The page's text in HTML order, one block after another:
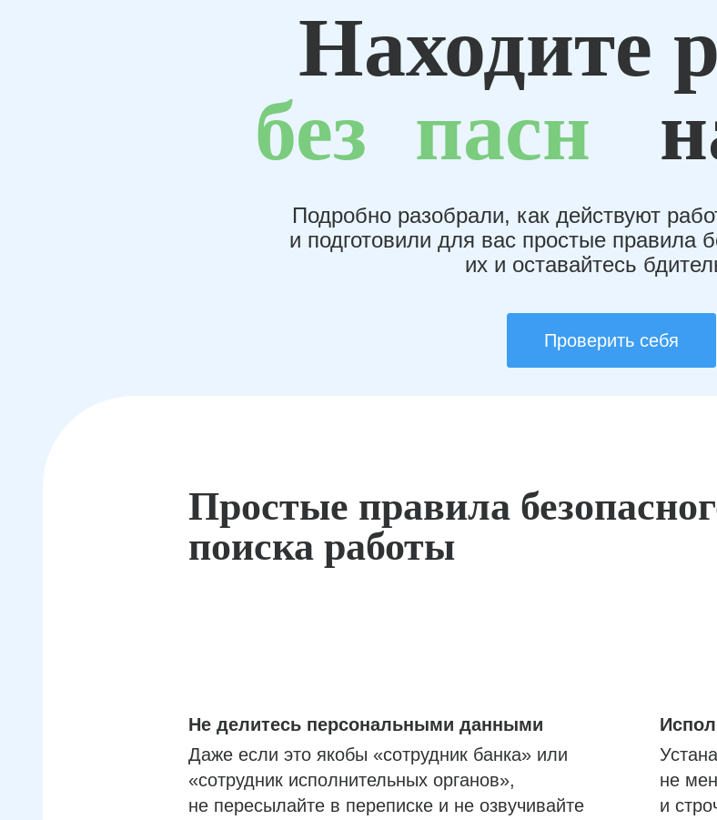
Находите
без пасн
Подробно разобрали, как действуют
и подготовили для вас простые правила
их и оставайтесь
Проверить себя
Простые правила
поиска работы
Не делитесь персональными данными
Даже если это якобы «сотрудник банка» или
«сотрудник исполнительных органов»,
не пересылайте в переписке и не озвучивайте
не
и